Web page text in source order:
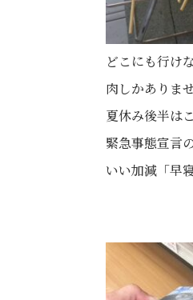
どこにも行け
肉しかありま
夏休み後半は
緊急事態宣言
いい加減「早